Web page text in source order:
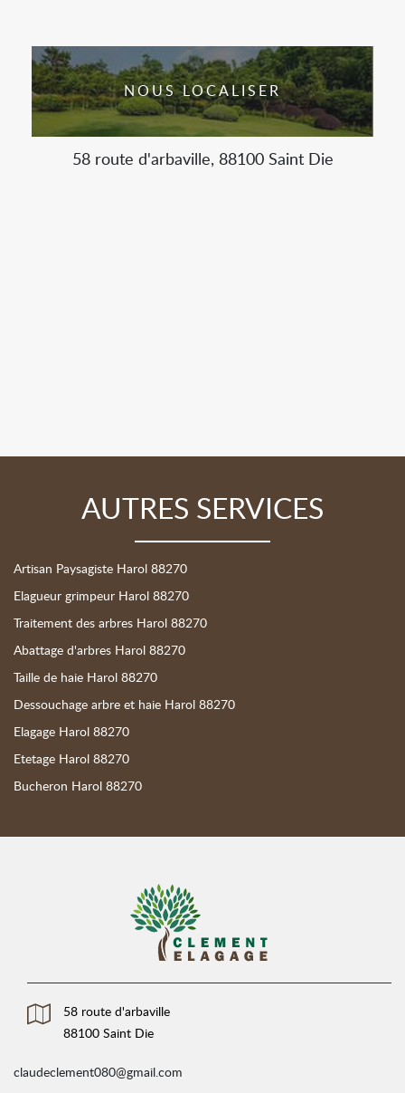
NOUS LOCALISER
58 route d'arbaville, 88100 Saint Die
AUTRES SERVICES
Artisan Paysagiste Harol 88270
Elagueur grimpeur Harol 88270
Traitement des arbres Harol 88270
Abattage d'arbres Harol 88270
Taille de haie Harol 88270
Dessouchage arbre et haie Harol 88270
Elagage Harol 88270
Etetage Harol 88270
Bucheron Harol 88270
58 route d'arbaville
88100 Saint Die
claudeclement080@gmail.com